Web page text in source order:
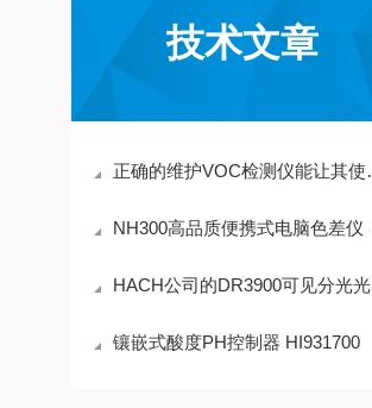
技术文章
正确的维护VOC检测仪能让其使用寿命增长
NH300高品质便携式电脑色差仪
HACH公司的DR3900可见分光光度计深受广大用户的喜爱
镶嵌式酸度PH控制器 HI931700